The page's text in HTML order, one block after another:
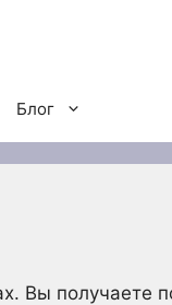
Блог
Вы получаете